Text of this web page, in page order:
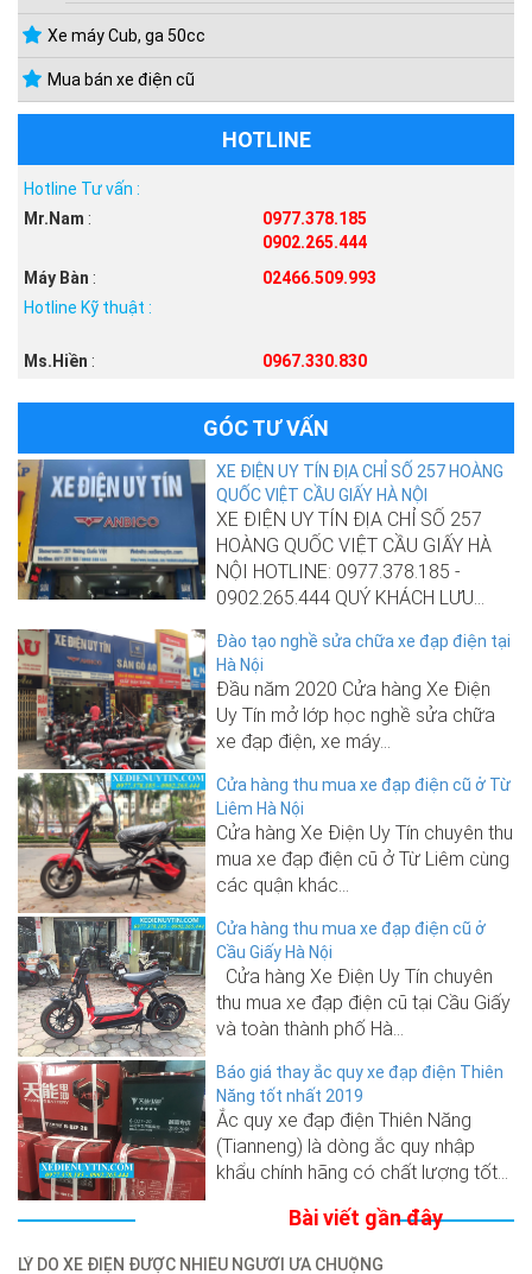
Xe máy Cub, ga 50cc
Mua bán xe điện cũ
HOTLINE
Hotline Tư vấn :
Mr.Nam :
0977.378.185
0902.265.444
Máy Bàn :
02466.509.993
Hotline Kỹ thuật :
Ms.Hiền : 0967.330.830
GÓC TƯ VẤN
XE ĐIỆN UY TÍN ĐỊA CHỈ SỐ 257 HOÀNG
QUỐC VIỆT CẦU GIẤY HÀ NỘI
XE ĐIỆN UY TÍN ĐỊA CHỈ SỐ 257
HOÀNG QUỐC VIỆT CẦU GIẤY HÀ
NỘI HOTLINE: 0977.378.185 -
0902.265.444 QUÝ KHÁCH LƯU...
Đào tạo nghề sửa chữa xe đạp điện tại
Hà Nội
Đầu năm 2020 Cửa hàng Xe Điện
Uy Tín mở lớp học nghề sửa chữa
xe đạp điện, xe máy...
Cửa hàng thu mua xe đạp điện cũ ở Từ
Liêm Hà Nội
Cửa hàng Xe Điện Uy Tín chuyên thu
mua xe đạp điện cũ ở Từ Liêm cùng
các quận khác...
Cửa hàng thu mua xe đạp điện cũ ở
Cầu Giấy Hà Nội
Cửa hàng Xe Điện Uy Tín chuyên
thu mua xe đạp điện cũ tại Cầu Giấy
và toàn thành phố Hà...
Báo giá thay ắc quy xe đạp điện Thiên
Năng tốt nhất 2019
Ắc quy xe đạp điện Thiên Năng
(Tianneng) là dòng ắc quy nhập
khẩu chính hãng có chất lượng tốt...
Bài viết gần đây
LÝ DO XE ĐIỆN ĐƯỢC NHIỀU NGƯỜI ƯA CHUỘNG